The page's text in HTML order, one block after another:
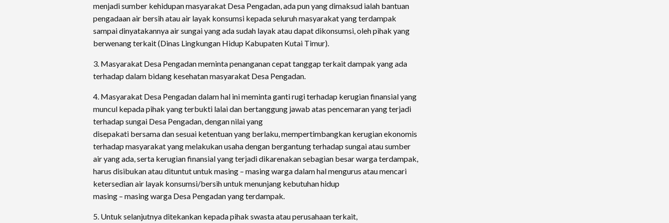
menjadi sumber kehidupan masyarakat Desa Pengadan, ada pun yang dimaksud ialah bantuan
pengadaan air bersih atau air layak konsumsi kepada seluruh masyarakat yang terdampak
sampai dinyatakannya air sungai yang ada sudah layak atau dapat dikonsumsi, oleh pihak yang
berwenang terkait (Dinas Lingkungan Hidup Kabupaten Kutai Timur).
3. Masyarakat Desa Pengadan meminta penanganan cepat tanggap terkait dampak yang ada
terhadap dalam bidang kesehatan masyarakat Desa Pengadan.
4. Masyarakat Desa Pengadan dalam hal ini meminta ganti rugi terhadap kerugian finansial yang
muncul kepada pihak yang terbukti lalai dan bertanggung jawab atas pencemaran yang terjadi
terhadap sungai Desa Pengadan, dengan nilai yang
disepakati bersama dan sesuai ketentuan yang berlaku, mempertimbangkan kerugian ekonomis
terhadap masyarakat yang melakukan usaha dengan bergantung terhadap sungai atau sumber
air yang ada, serta kerugian finansial yang terjadi dikarenakan sebagian besar warga terdampak,
harus disibukan atau dituntut untuk masing – masing warga dalam hal mengurus atau mencari
ketersedian air layak konsumsi/bersih untuk menunjang kebutuhan hidup
masing – masing warga Desa Pengadan yang terdampak.
5. Untuk selanjutnya ditekankan kepada pihak swasta atau perusahaan terkait,